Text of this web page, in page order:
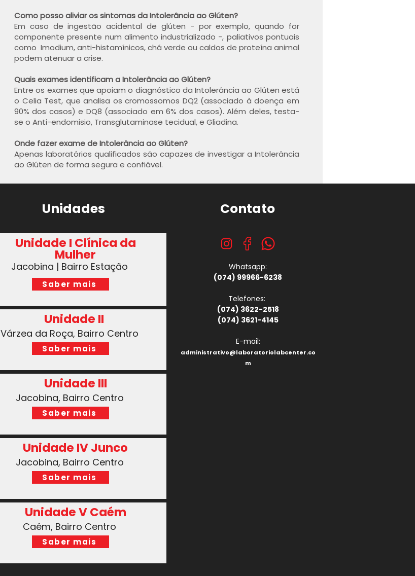
Como posso aliviar os sintomas da Intolerância ao Glúten?
Em caso de ingestão acidental de glúten - por exemplo, quando for
componente presente num alimento industrializado -, paliativos pontuais
como Imodium, anti-histamínicos, chá verde ou caldos de proteína animal
podem atenuar a crise.
Quais exames identificam a Intolerância ao Glúten?
Entre os exames que apoiam o diagnóstico da Intolerância ao Glúten está
o Celia Test, que analisa os cromossomos DQ2 (associado à doença em
90% dos casos) e DQ8 (associado em 6% dos casos). Além deles, testa-
se o Anti-endomisio, Transglutaminase tecidual, e Gliadina.
Onde fazer exame de Intolerância ao Glúten?
Apenas laboratórios qualificados são capazes de investigar a Intolerância
ao Glúten de forma segura e confiável.
Unidades
Unidade I Clínica da
Mulher
Jacobina | Bairro Estação
Saber mais
Unidade II
Várzea da Roça, Bairro Centro
Saber mais
Unidade III
Jacobina, Bairro Centro
Saber mais
Unidade IV Junco
Jacobina, Bairro Centro
Saber mais
Unidade V Caém
Caém, Bairro Centro
Saber mais
Contato
Whatsapp:
(074) 99966-6238
Telefones:
(074) 3622-2518
(074) 3621-4145
E-mail:
administrativo@laboratoriolabcenter.co
m